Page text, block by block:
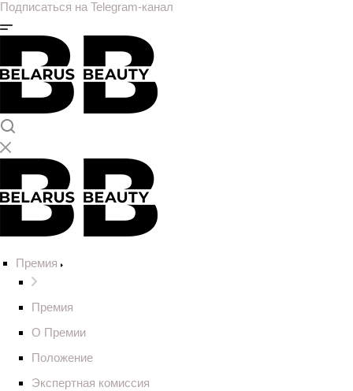
Подписаться на Telegram-канал
Премия
Премия
О Премии
Положение
Экспертная комиссия